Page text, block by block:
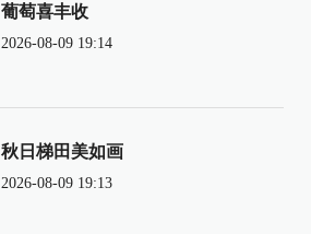
葡萄喜丰收
2026-08-09 19:14
秋日梯田美如画
2026-08-09 19:13